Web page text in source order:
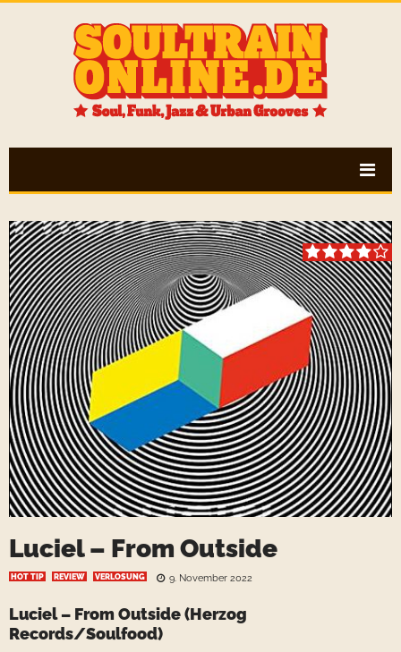
Luciel – From Outside
HOT TIP REVIEW VERLOSUNG 9. November 2022
Luciel – From Outside(Herzog
Records/Soulfood)